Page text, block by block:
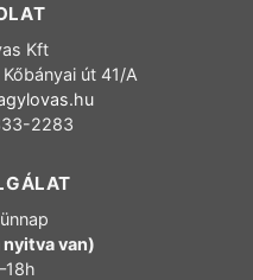
Kft
út 41/A
2283
van)